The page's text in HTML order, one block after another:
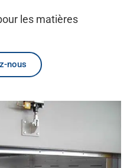
les matières
nous